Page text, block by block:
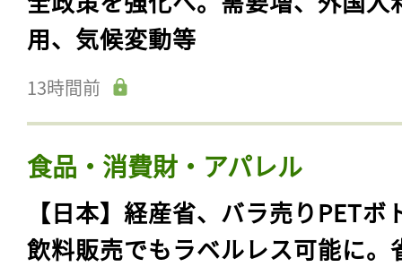
用、気候変動等
13時間前
食品・消費財・アパレル
【日本】経産省、バラ売りPETボ
飲料販売でもラベルレス可能に。